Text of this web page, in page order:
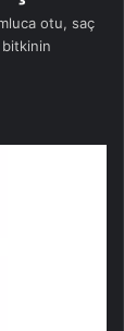
otu, saç
bitkinin